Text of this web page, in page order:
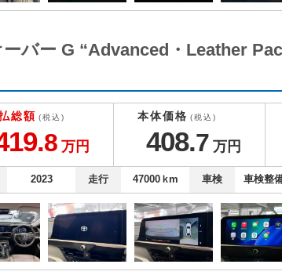
バー G “Advanced・Leather
総額 (税込)
8 万円
本体価格 (税込)
408.7 万円
2023 走行 47000ｋm 車検 車検整